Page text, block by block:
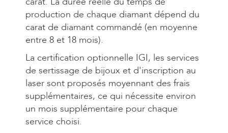
production de chaque diamant dépend du
carat de diamant commandé (en moyenne
entre 8 et 18 mois).
La certification optionnelle IGI, les services
de sertissage de bijoux et d'inscription au
laser sont proposés moyennant des frais
supplémentaires, ce qui nécessite environ
un mois supplémentaire pour chaque
service choisi.